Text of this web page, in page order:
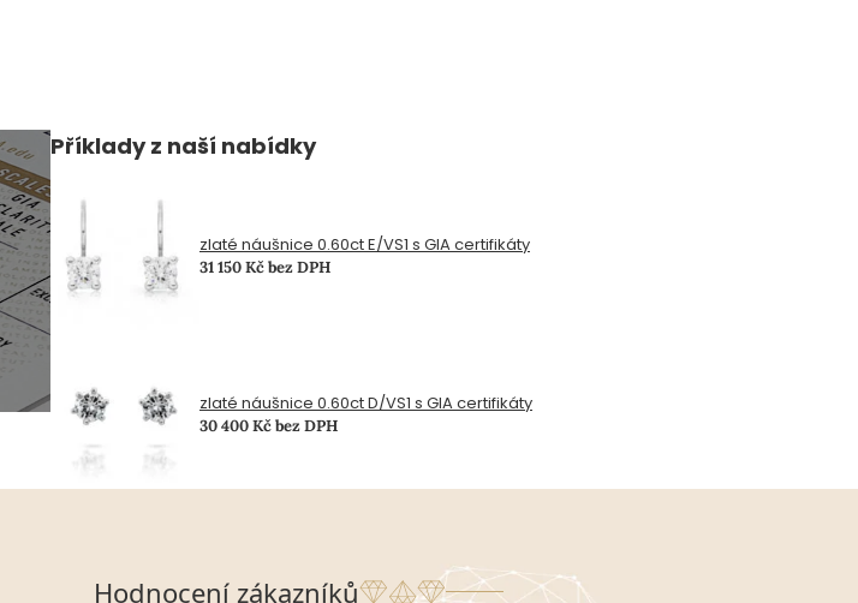
Příklady z naší nabídky
zlaté náušnice 0.60ct E/VS1 s GIA certifikáty
31 150 Kč bez DPH
zlaté náušnice 0.60ct D/VS1 s GIA certifikáty
30 400 Kč bez DPH
Hodnocení zákazníků